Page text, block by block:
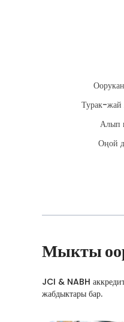
Турак-жай
Алып
Оңой
Мыкты
JCI & NABH
жабдыктары бар.